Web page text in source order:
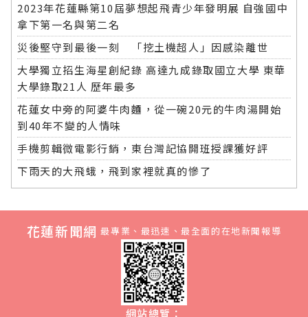
2023年花蓮縣第10屆夢想起飛青少年發明展 自強國中
拿下第一名與第二名
災後堅守到最後一刻 「挖土機超人」因感染離世
大學獨立招生海星創紀錄 高達九成錄取國立大學 東華
大學錄取21人 歷年最多
花蓮女中旁的阿婆牛肉麵，從一碗20元的牛肉湯開始
到40年不變的人情味
手機剪輯微電影行銷，東台灣記協開班授課獲好評
下雨天的大飛蛾，飛到家裡就真的慘了
花蓮新聞網 最專業、最迅速、最全面的在地新聞報導
網站總覽：